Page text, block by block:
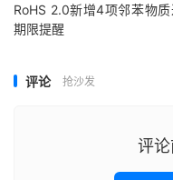
RoHS 2.0新增4项邻苯物
期限提醒
评论 抢沙发
评论